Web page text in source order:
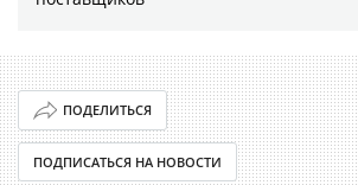
ПОДЕЛИТЬСЯ
ПОДПИСАТЬСЯ НА НОВОСТИ